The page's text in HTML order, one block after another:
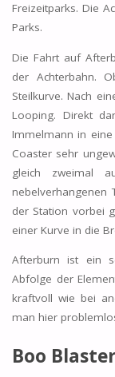
Freizeitparks. Die
Parks.
Die Fahrt auf
der Achterbahn.
Steilkurve. Nach
Looping. Direkt
Immelmann in
Coaster sehr
gleich zweimal
nebelverhangenen
der Station vorbei
einer Kurve in die
Afterburn ist ein
Abfolge der
kraftvoll wie bei
man hier
Boo